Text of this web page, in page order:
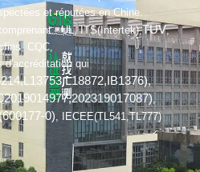
et réputées en Chine.
: UL, ITS(Intertek),TUV,
CQC,
d'accréditation qui
),
,
0) , IECEE(TL541,TL777)